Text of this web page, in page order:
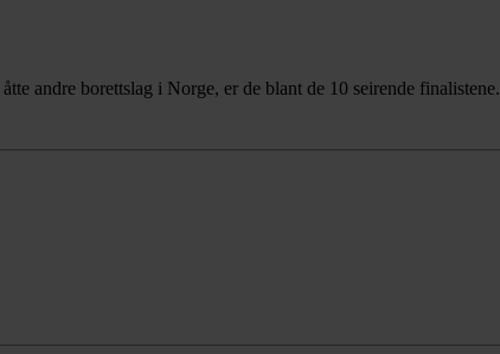
andre borettslag i Norge, er de blant de 10 seirende finalistene.